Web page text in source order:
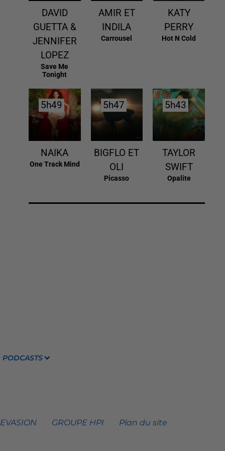
DAVID
GUETTA &
JENNIFER
LOPEZ
Save Me
Tonight
AMIR ET
INDILA
Carrousel
KATY
PERRY
Hot N Cold
5h49
5h49
NAIKA
One Track Mind
5h47
5h47
BIGFLO ET
OLI
Picasso
5h43
5h43
TAYLOR
SWIFT
Opalite
PODCASTS
GROUPE HPI Plan du site